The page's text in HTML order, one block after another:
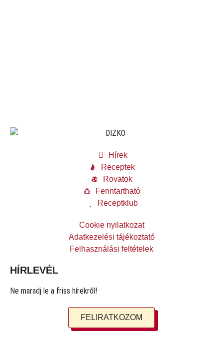
Hírek
Receptek
Rovatok
Fenntartható
Receptklub
Cookie nyilatkozat
Adatkezelési tájékoztató
Felhasználási feltételek
HÍRLEVÉL
Ne maradj le a friss hírekről!
FELIRATKOZOM